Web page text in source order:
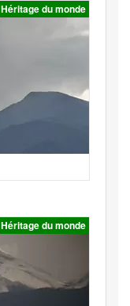
Héritage du monde
Héritage du monde